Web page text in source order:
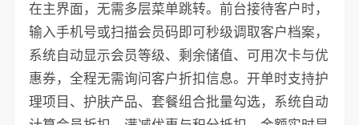
在主界面，无需多层菜单跳转。前台接待客户时，
输入手机号或扫描会员码即可秒级调取客户档案，
系统自动显示会员等级、剩余储值、可用次卡与优
惠券，全程无需询问客户折扣信息。开单时支持护
理项目、护肤产品、套餐组合批量勾选，系统自动